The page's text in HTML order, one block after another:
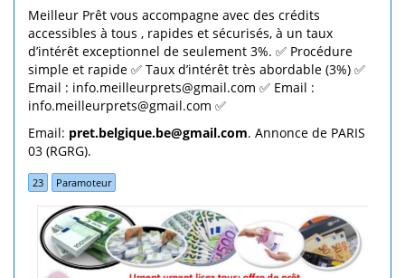
Meilleur Prêt vous accompagne avec des crédits
accessibles à tous , rapides et sécurisés, à un taux
d’intérêt exceptionnel de seulement 3%. ✅ Procédure
simple et rapide ✅ Taux d’intérêt très abordable (3%) ✅
Email : info.meilleurprets@gmail.com ✅ Email :
info.meilleurprets@gmail.com ✅
Email: pret.belgique.be@gmail.com. Annonce de PARIS
03 (RGRG).
23 Paramoteur